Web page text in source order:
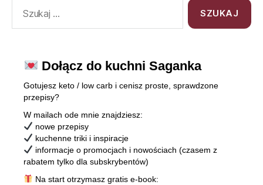
Dołącz do kuchni Saganka
Gotujesz keto / low carb i cenisz proste, sprawdzone
przepisy?
W mailach ode mnie znajdziesz:
nowe przepisy
kuchenne triki i inspiracje
informacje o promocjach i nowościach (czasem z
rabatem tylko dla subskrybentów)
Na start otrzymasz gratis e-book: